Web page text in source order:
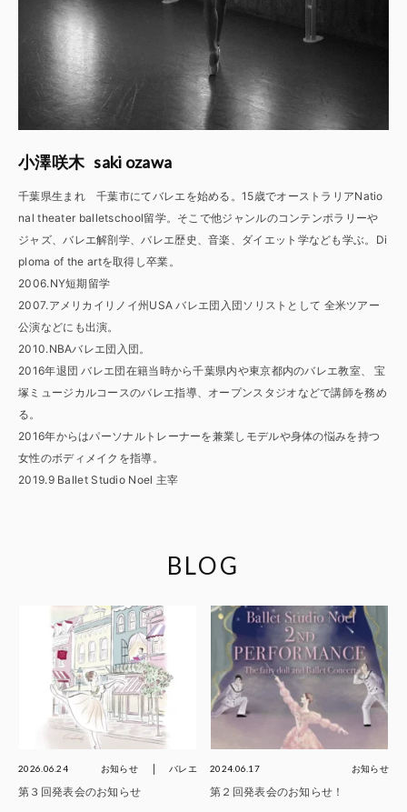
小澤咲木 saki ozawa
千葉県生まれ 千葉市にてバレエを始める。15歳でオーストラリアNatio
nal theater balletschool留学。そこで他ジャンルのコンテンポラリーや
ジャズ、バレエ解剖学、バレエ歴史、音楽、ダイエット学なども学ぶ。Di
ploma of the artを取得し卒業。
2006.NY短期留学
2007.アメリカイリノイ州USA バレエ団入団ソリストとして 全米ツアー
公演などにも出演。
2010.NBAバレエ団入団。
2016年退団 バレエ団在籍当時から千葉県内や東京都内のバレエ教室、 宝
塚ミュージカルコースのバレエ指導、オープンスタジオなどで講師を務め
る。
2016年からはパーソナルトレーナーを兼業しモデルや身体の悩みを持つ
女性のボディメイクを指導。
2019.9 Ballet Studio Noel 主宰
BLOG
2026.06.24 お知らせ バレエ
第３回発表会のお知らせ
2024.06.17 お知らせ
第２回発表会のお知らせ！